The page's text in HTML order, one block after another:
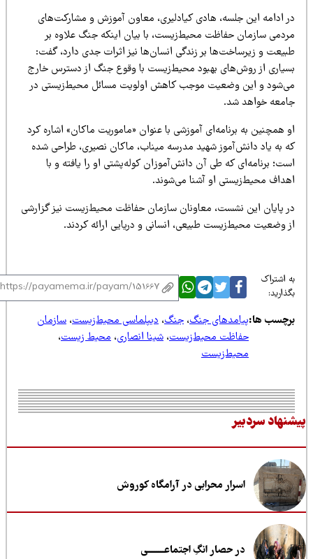
ادامه این جلسه، هادی کیادلیری، معاون آموزش و مشارکت‌های
سازمان حفاظت محیط‌زیست، با بیان اینکه جنگ علاوه بر
و زیرساخت‌ها بر زندگی انسان‌ها نیز اثرات جدی دارد، گفت:
از روش‌های بهبود محیط‌زیست با وقوع جنگ از دسترس خارج
و این وضعیت موجب کاهش اولویت مسائل محیط‌زیستی در
خواهد شد.
همچنین به برنامه‌ای آموزشی با عنوان «ماموریت ماکان» اشاره کرد
به یاد دانش‌آموز شهید مدرسه میناب، ماکان نصیری، طراحی شده
برنامه‌ای که طی آن دانش‌آموزان کوله‌پشتی او را یافته و با
محیط‌زیستی او آشنا می‌شوند.
پایان این نشست، معاونان سازمان حفاظت محیط‌زیست نیز گزارشی
وضعیت محیط‌زیست طبیعی، انسانی و دریایی ارائه کردند.
اشتراک
ها:پیامدهای جنگ،جنگ ،دیپلماسی محیط‌زیست،سازمان
حفاظت محیط‌زیست،شینا انصاری،محیط زیست،
محیط‌زیست
سردبیر
اسرار محرابی در آرامگاه کوروش
در حصار انگِ اجتماعــــــــی